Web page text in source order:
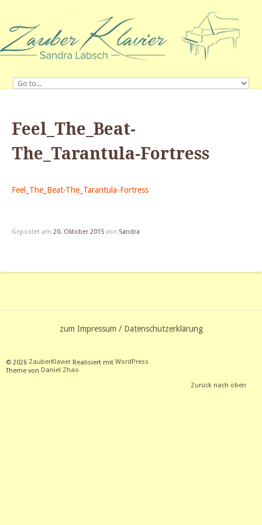
Feel_The_Beat-
The_Tarantula-Fortress
Feel_The_Beat-The_Tarantula-Fortress
Gepostet am 20. Oktober 2015 von Sandra
zum Impressum / Datenschutzerklärung
© 2026 ZauberKlavierRealisiert mit WordPress
Theme von Daniel Zhao
Zurück nach oben